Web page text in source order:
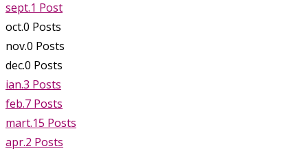
sept.1 Post
oct.0 Posts
nov.0 Posts
dec.0 Posts
ian.3 Posts
feb.7 Posts
mart.15 Posts
apr.2 Posts